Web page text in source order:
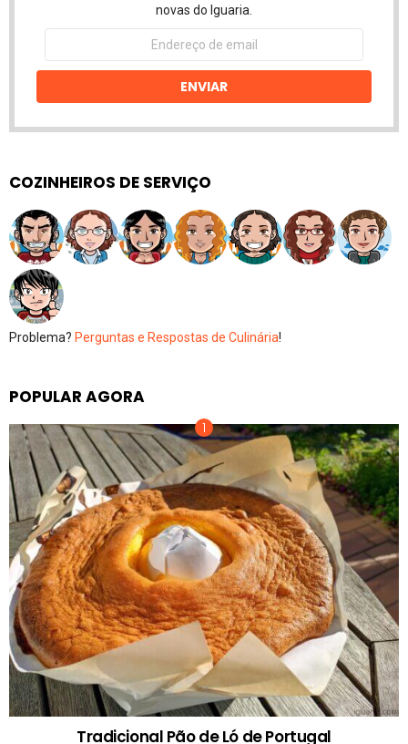
novas do Iguaria.
Endereço
email
ENVIAR
COZINHEIROS DE SERVIÇO
Problema? Perguntas e Respostas de Culinária!
POPULAR AGORA
Tradicional Pão de Ló de Portugal